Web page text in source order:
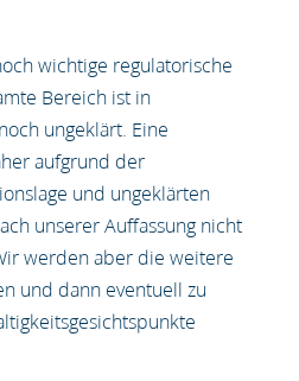
wichtige regulatorische
Bereich ist in
ungeklärt. Eine
aufgrund der
und ungeklärten
unserer Auffassung nicht
werden aber die weitere
und dann eventuell zu